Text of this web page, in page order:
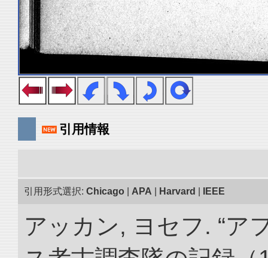
引用情報
引用形式選択: Chicago APA Harvard IEEE
アッカン, ヨセフ. “ア